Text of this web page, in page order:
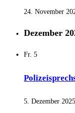
24. November
Dezember
Fr. 5
5. Dezember